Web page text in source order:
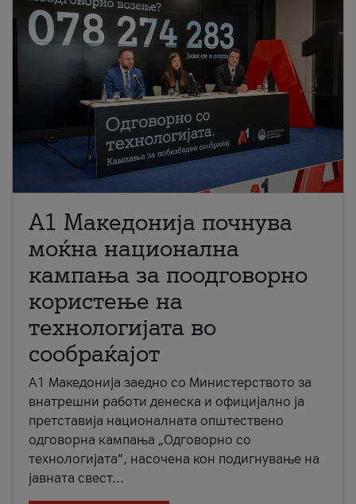
A1 Македонија почнува
моќна национална
кампања за поодговорно
користење на
технологијата во
сообраќајот
A1 Македонија заедно со Министерството за
внатрешни работи денеска и официјално ја
претставија националната општествено
одговорна кампања „Одговорно со
технологијата“, насочена кон подигнување на
јавната свест...